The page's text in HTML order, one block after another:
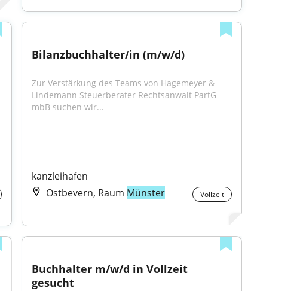
Bilanzbuchhalter/in (m/w/d)
Zur Verstärkung des Teams von Hagemeyer &
Lindemann Steuerberater Rechtsanwalt PartG
mbB suchen wir...
kanzleihafen
Ostbevern, Raum Münster Vollzeit
Buchhalter m/w/d in Vollzeit
gesucht